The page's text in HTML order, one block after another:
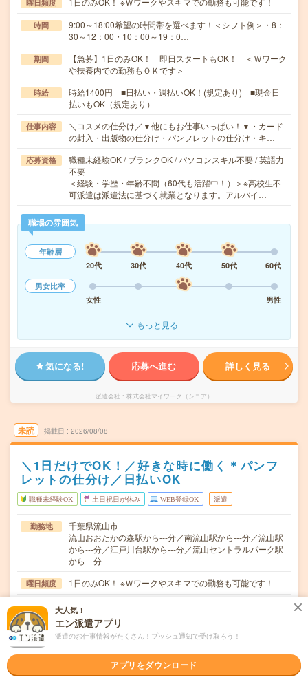
曜日頻度
時間
9:00～18:00希望の時間帯を選べます！＜シフト例＞・8：
30～12：00・10：00～19：0…
期間
【急募】1日のみOK！ 即日スタートもOK！ ＜Ｗワーク
や扶養内での勤務もＯＫです＞
時給
時給1400円 ■日払い・週払いOK！(規定あり) ■現金日
払いもOK（規定あり）
仕事内容
＼コスメの仕分け／▼他にもお仕事いっぱい！▼・カード
の封入・出版物の仕分け・パンフレットの仕分け・キ…
応募資格
職種未経験OK / ブランクOK / パソコンスキル不要 / 英語力
不要
＜経験・学歴・年齢不問（60代も活躍中！）＞※高校生不
可派遣は派遣法に基づく就業となります。アルバイ…
職場の雰囲気
年齢層
20代
30代 40代 50代
60代
男女比率
女性
男性
もっと見る
気になる! 応募へ進む 詳しく見る
派遣会社 株式会社マイワーク（シニア）
未読 掲載日 2026/08/08
＼1日だけでOK！／好きな時に働く＊パンフ
レットの仕分け／日払いOK
職種未経験OK 土日祝日が休み WEB登録OK 派遣
勤務地
千葉県流山市
流山おおたかの森駅から---分／南流山駅から---分／流山駅
から---分／江戸川台駅から---分／流山セントラルパーク駅
から---分
曜日頻度 1日のみOK！ ※Ｗワークやスキマでの勤務も可能です！
時間
9:00～18:00希望の時間帯を選べます！＜シフト例＞・8：
30～12：00・10：00～19：0…
期間
【急募】1日のみOK！ 即日スタートもOK！ ＜Ｗワーク
時給
時給1400円 ■日払い・週払いOK！(規定あり) ■現金日
大人気！
エン派遣アプリ
派遣のお仕事情報がたくさん！プッシュ通知で受け取ろう！
アプリをダウンロード